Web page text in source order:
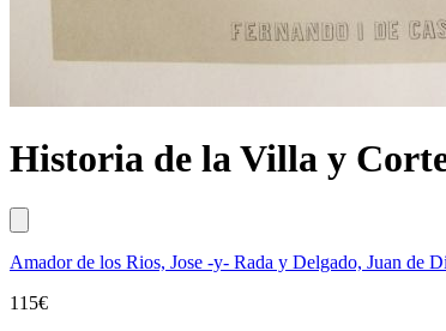
Historia de la Villa y
Amador de los Rios, Jose -y- Rada y Delgado, Juan de
115€